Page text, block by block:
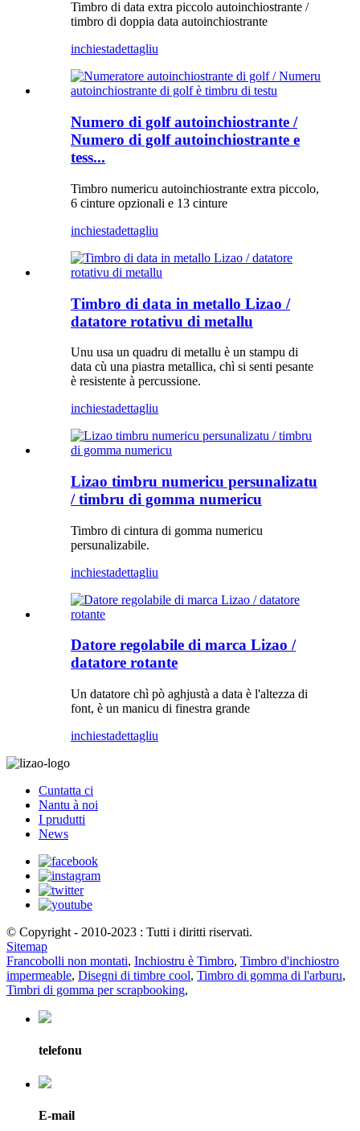
Timbro di data extra piccolo autoinchiostrante /
timbro di doppia data autoinchiostrante
inchiestadettagliu
Numero di golf autoinchiostrante /
Numero di golf autoinchiostrante e
tess...
Timbro numericu autoinchiostrante extra piccolo,
6 cinture opzionali e 13 cinture
inchiestadettagliu
Timbro di data in metallo Lizao /
datatore rotativu di metallu
Unu usa un quadru di metallu è un stampu di
data cù una piastra metallica, chì si senti pesante
è resistente à percussione.
inchiestadettagliu
Lizao timbru numericu persunalizatu
/ timbru di gomma numericu
Timbro di cintura di gomma numericu
persunalizabile.
inchiestadettagliu
Datore regolabile di marca Lizao /
datatore rotante
Un datatore chì pò aghjustà a data è l'altezza di
font, è un manicu di finestra grande
inchiestadettagliu
Cuntatta ci
Nantu à noi
I prudutti
News
© Copyright - 2010-2023 : Tutti i diritti riservati.
Sitemap
Francobolli non montati, Inchiostru è Timbro, Timbro d'inchiostro
impermeable, Disegni di timbre cool, Timbro di gomma di l'arburu,
Timbri di gomma per scrapbooking,
telefonu
E-mail